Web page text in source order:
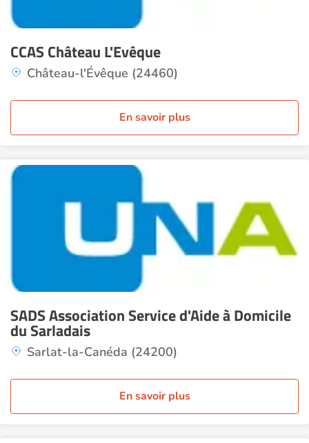
CCAS Château L'Evêque
Château-l'Évêque (24460)
En savoir plus
SADS Association Service d'Aide à Domicile
du Sarladais
Sarlat-la-Canéda (24200)
En savoir plus